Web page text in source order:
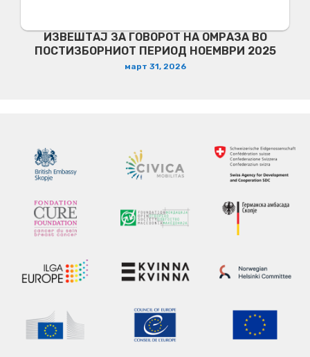
ИЗВЕШТАЈ ЗА ГОВОРОТ НА ОМРАЗА ВО
ПОСТИЗБОРНИОТ ПЕРИОД НОЕМВРИ 2025
март 31, 2026